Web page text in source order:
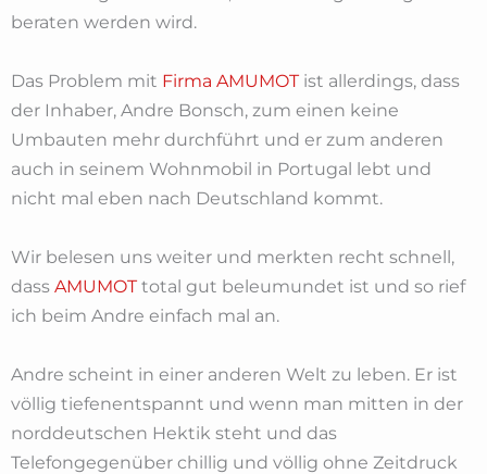
beraten werden wird.
Das Problem mit Firma AMUMOTist allerdings, dass
der Inhaber, Andre Bonsch, zum einen keine
Umbauten mehr durchführt und er zum anderen
auch in seinem Wohnmobil in Portugal lebt und
nicht mal eben nach Deutschland kommt.
Wir belesen uns weiter und merkten recht schnell,
dass AMUMOTtotal gut beleumundet ist und so rief
ich beim Andre einfach mal an.
Andre scheint in einer anderen Welt zu leben. Er ist
völlig tiefenentspannt und wenn man mitten in der
norddeutschen Hektik steht und das
Telefongegenüber chillig und völlig ohne Zeitdruck